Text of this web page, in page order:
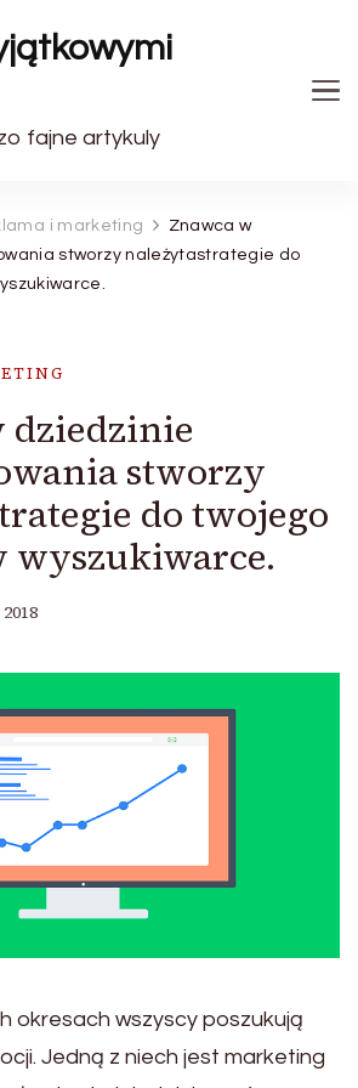
fajne artykuly
i marketing
Znawca w
stworzy należytastrategie do
dziedzinie
stworzy
do twojego
wyszukiwarce.
okresach wszyscy poszukują
Jedną z niech jest marketing